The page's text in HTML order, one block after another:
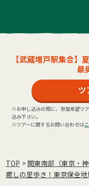
【武蔵増戸駅集合】
最
ツ
※お申し込みの際に、参加希望ツ
込み下さい。
※ツアーに関するお問い合わせは
TOP 関東南部（東京・神
癒しの里歩き！東京保全